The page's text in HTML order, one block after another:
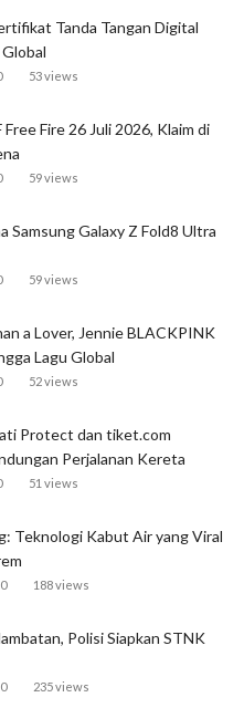
Tanda Tangan Digital
53 views
Free Fire 26 Juli 2026, Klaim di
59 views
Samsung Galaxy Z Fold8 Ultra
59 views
a Lover, Jennie BLACKPINK
Lagu Global
52 views
Protect dan tiket.com
Perjalanan Kereta
51 views
Teknologi Kabut Air yang Viral
0 188 views
Polisi Siapkan STNK
0 235 views